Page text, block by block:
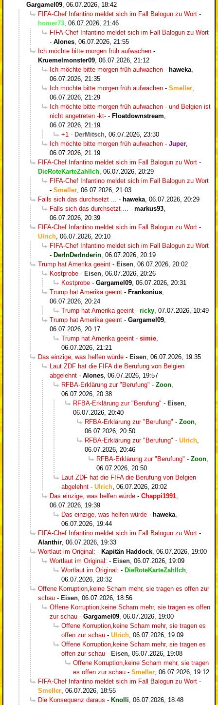
Gargamel09, 06.07.2026, 18:42
FIFA-Chef Infantino meldet sich im Fall Balogun zu Wort -
homer73, 06.07.2026, 21:46
FIFA-Chef Infantino meldet sich im Fall Balogun zu Wort
- Alones, 06.07.2026, 21:55
Ich möchte bitte morgen früh aufwachen -
Kruemelmonster09, 06.07.2026, 21:12
Ich möchte bitte morgen früh aufwachen - haweka,
06.07.2026, 21:35
Ich möchte bitte morgen früh aufwachen - Smeller,
06.07.2026, 21:29
Ich möchte bitte morgen früh aufwachen - und Belgien ist
nicht angetreten -kt- - Floatdownstream,
06.07.2026, 21:19
+1 - DerMitsch, 06.07.2026, 23:30
Ich möchte bitte morgen früh aufwachen - Juper,
06.07.2026, 21:19
FIFA-Chef Infantino meldet sich im Fall Balogun zu Wort -
DieRoteKarteZahlIch, 06.07.2026, 20:29
FIFA-Chef Infantino meldet sich im Fall Balogun zu Wort
- Smeller, 06.07.2026, 21:03
Falls sich das durchsetzt ... - haweka, 06.07.2026, 20:29
Falls sich das durchsetzt ... - markus93,
06.07.2026, 20:39
FIFA-Chef Infantino meldet sich im Fall Balogun zu Wort -
Ulrich, 06.07.2026, 20:10
FIFA-Chef Infantino meldet sich im Fall Balogun zu Wort
- DerInDerInderin, 06.07.2026, 20:19
Trump hat Amerika geeint - Eisen, 06.07.2026, 20:02
Kostprobe - Eisen, 06.07.2026, 20:26
Kostprobe - Gargamel09, 06.07.2026, 20:31
Trump hat Amerika geeint - Frankonius,
06.07.2026, 20:24
Trump hat Amerika geeint - ricky, 07.07.2026, 10:49
Trump hat Amerika geeint - Gargamel09,
06.07.2026, 20:17
Trump hat Amerika geeint - simie,
06.07.2026, 21:21
Das einzige, was helfen würde - Eisen, 06.07.2026, 19:35
Laut ZDF hat die FIFA die Berufung von Belgien
abgelehnt - Alones, 06.07.2026, 19:57
RFBA-Erklärung zur "Berufung" - Zoon,
06.07.2026, 20:38
RFBA-Erklärung zur "Berufung" - Eisen,
06.07.2026, 20:40
RFBA-Erklärung zur "Berufung" - Zoon,
06.07.2026, 20:50
RFBA-Erklärung zur "Berufung" - Ulrich,
06.07.2026, 20:46
RFBA-Erklärung zur "Berufung" - Zoon,
06.07.2026, 20:50
Laut ZDF hat die FIFA die Berufung von Belgien
abgelehnt - Ulrich, 06.07.2026, 20:02
Das einzige, was helfen würde - Chappi1991,
06.07.2026, 19:39
Das einzige, was helfen würde - haweka,
06.07.2026, 19:44
FIFA-Chef Infantino meldet sich im Fall Balogun zu Wort -
Alanthir, 06.07.2026, 19:33
Wortlaut im Original: - Kapitän Haddock, 06.07.2026, 19:00
Wortlaut im Original: - Eisen, 06.07.2026, 19:09
Wortlaut im Original: - DieRoteKarteZahlIch,
06.07.2026, 20:32
Offene Korruption,keine Scham mehr, sie tragen es offen zur
schau - Eisen, 06.07.2026, 18:56
Offene Korruption,keine Scham mehr, sie tragen es offen
zur schau - Gargamel09, 06.07.2026, 19:00
Offene Korruption,keine Scham mehr, sie tragen es
offen zur schau - Ulrich, 06.07.2026, 19:09
Offene Korruption,keine Scham mehr, sie tragen es
offen zur schau - Eisen, 06.07.2026, 19:08
Offene Korruption,keine Scham mehr, sie tragen
es offen zur schau - Smeller, 06.07.2026, 19:12
FIFA-Chef Infantino meldet sich im Fall Balogun zu Wort -
Smeller, 06.07.2026, 18:55
Die Konsequenz daraus - Knolli, 06.07.2026, 18:48